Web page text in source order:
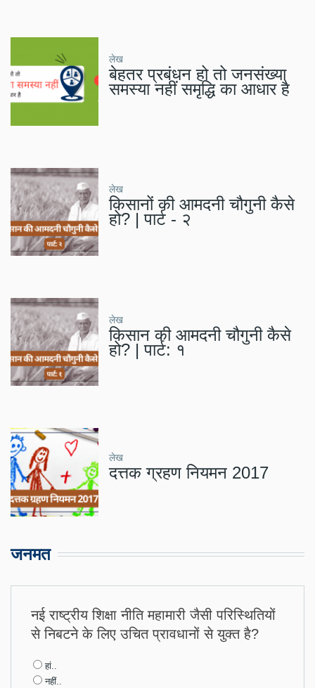
लेख
बेहतर प्रबंधन हो तो जनसंख्या
समस्या नहीं समृद्धि का आधार है
लेख
किसानों की आमदनी चौगुनी कैसे
हो? | पार्ट - २
लेख
किसान की आमदनी चौगुनी कैसे
हो? | पार्ट: १
लेख
दत्तक ग्रहण नियमन 2017
जनमत
नई राष्ट्रीय शिक्षा नीति महामारी जैसी परिस्थितियों
से निबटने के लिए उचित प्रावधानों से युक्त है?
Choices
हां..
नहीं..